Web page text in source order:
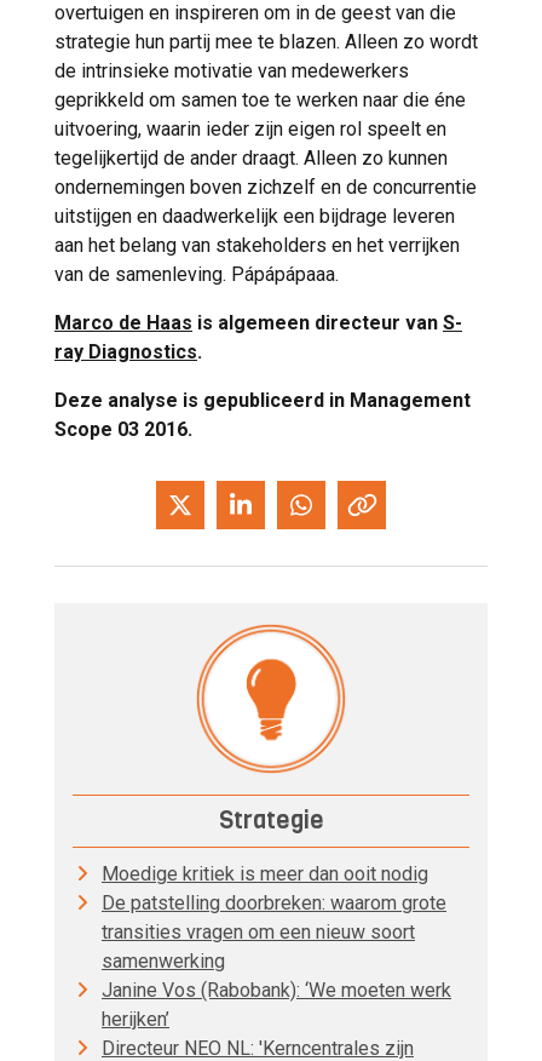
overtuigen en inspireren om in de geest van die
strategie hun partij mee te blazen. Alleen zo wordt
de intrinsieke motivatie van medewerkers
geprikkeld om samen toe te werken naar die éne
uitvoering, waarin ieder zijn eigen rol speelt en
tegelijkertijd de ander draagt. Alleen zo kunnen
ondernemingen boven zichzelf en de concurrentie
uitstijgen en daadwerkelijk een bijdrage leveren
aan het belang van stakeholders en het verrijken
van de samenleving. Pápápápaaa.
Marco de Haas is algemeen directeur van S-
ray Diagnostics.
Deze analyse is gepubliceerd in Management
Scope 03 2016.
Strategie
Moedige kritiek is meer dan ooit nodig
De patstelling doorbreken: waarom grote
transities vragen om een nieuw soort
samenwerking
Janine Vos (Rabobank): ‘We moeten werk
herijken’
Directeur NEO NL: 'Kerncentrales zijn